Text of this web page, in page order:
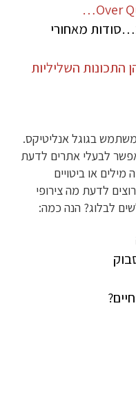
מאחורי
התכונות השליליות
בגוגל אנליטיקס.
לבעלי אתרים לדעת
או ביטויים
לדעת מה צירופי
לבלוג? הנה כמה: